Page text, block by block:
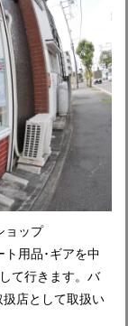
ョップ
用品･ギアを中
て行きます。バ
扱店として取扱い